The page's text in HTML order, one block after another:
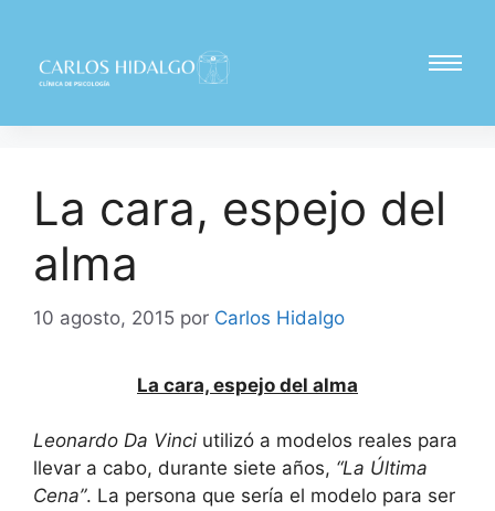
La cara, espejo del
alma
10 agosto, 2015 por Carlos Hidalgo
La cara, espejo del alma
Leonardo Da Vinci utilizó a modelos reales para
llevar a cabo, durante siete años, “La Última
Cena”. La persona que sería el modelo para ser